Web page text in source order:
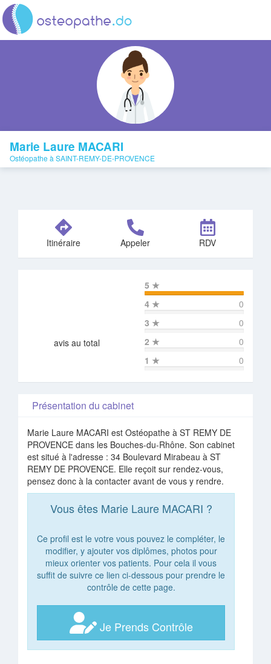
Marie Laure MACARI
Ostéopathe à SAINT-REMY-DE-PROVENCE
Itinéraire Appeler RDV
avis au total
5 ★
4 ★
0
3 ★
0
2 ★
0
1 ★ 0
Présentation du cabinet
Marie Laure MACARI est Ostéopathe à ST REMY DE
PROVENCE dans les Bouches-du-Rhône. Son cabinet
est situé à l'adresse : 34 Boulevard Mirabeau à ST
REMY DE PROVENCE. Elle reçoit sur rendez-vous,
pensez donc à la contacter avant de vous y rendre.
Vous êtes Marie Laure MACARI ?
Ce profil est le votre vous pouvez le compléter, le
modifier, y ajouter vos diplômes, photos pour
mieux orienter vos patients. Pour cela il vous
suffit de suivre ce lien ci-dessous pour prendre le
contrôle de cette page.
Je Prends Contrôle